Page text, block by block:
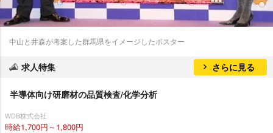
中山と井森が考案した群馬県をイメージしたポスター
求人特集 さらに見る
半導体向け研磨材の品質検査/化学分析
WDB株式会社
時給1,700円～1,800円